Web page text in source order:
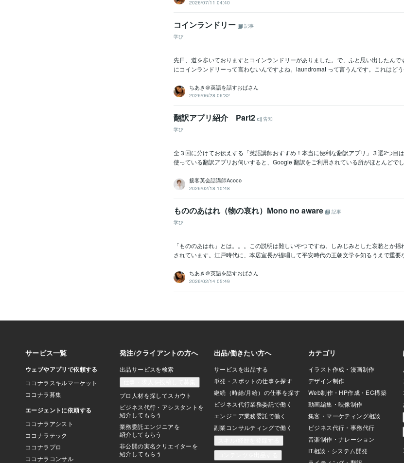
2026/07/11 04:40
コインランドリー
記事
学び
先日、道を歩いておりますとコインランドリーがありました。で、ふと思い出したんで
にコインランドリーって言わないんですよね。laundromat って言うんです。これはど
ちあき＠英語を話すおばさん
2026/06/28 06:32
翻訳アプリ紹介 Part2
告知
学び
全３回に分けてお伝えする「英語講師おすすめ！本当に便利な翻訳アプリ」３選2つ目
使っている翻訳アプリお伺いすると、Google 翻訳をご利用されている所がほとんどで
接客英会話講師Acoco
2026/02/18 10:48
もののあはれ（物の哀れ）Mono no aware
記事
学び
「もののあはれ」とは。。。この説明は難しいやつですね。しみじみとした哀愁とか
されています。江戸時代に、本居宣長が提唱して平安時代の王朝文学を知るうえで重要
ちあき＠英語を話すおばさん
2026/02/14 05:49